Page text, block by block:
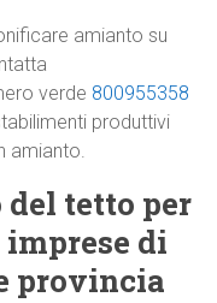
amianto su
verde 800955358
produttivi
amianto.
tetto per
di
provincia